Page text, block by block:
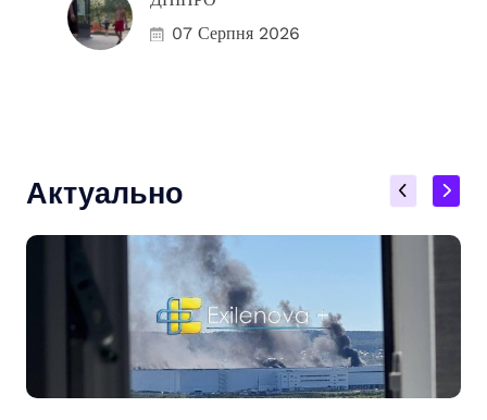
07 Серпня 2026
Актуально